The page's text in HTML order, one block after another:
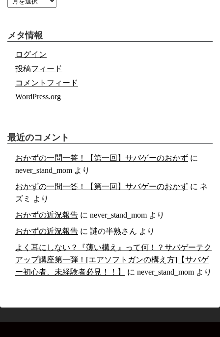
メタ情報
ログイン
投稿フィード
コメントフィード
WordPress.org
最近のコメント
おかずの一問一答！【第一回】サバゲーのおかず に
never_stand_mom より
おかずの一問一答！【第一回】サバゲーのおかず に ネ
ズミ
より
おかずの近況報告 に never_stand_mom より
おかずの近況報告 に 謎の半熟さん より
よく耳にしない？『薄い構え』って何！？サバゲーテク
アップ講座第一弾！[エアソフトガンの構え方]【サバゲ
ー初心者、未経験者必見！！】
に never_stand_mom より